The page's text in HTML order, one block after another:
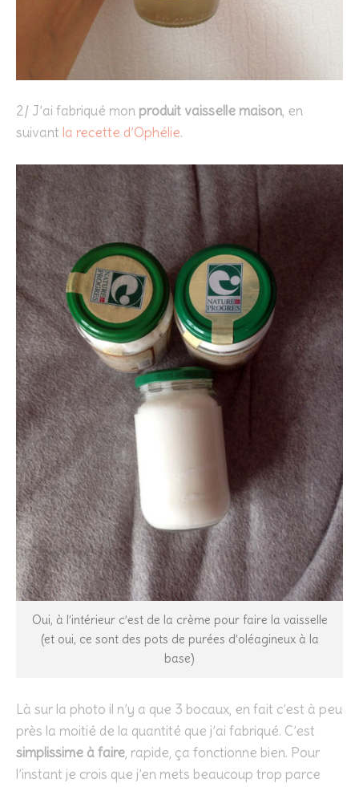
2/ J’ai fabriqué mon produit vaisselle maison, en
suivant la recette d’Ophélie.
Oui, à l’intérieur c’est de la crème pour faire la vaisselle
(et oui, ce sont des pots de purées d’oléagineux à la
base)
Là sur la photo il n’y a que 3 bocaux, en fait c’est à peu
près la moitié de la quantité que j’ai fabriqué. C’est
simplissime à faire, rapide, ça fonctionne bien. Pour
l’instant je crois que j’en mets beaucoup trop parce